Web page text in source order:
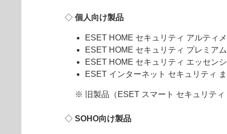
◇ 個人向け製品
ESET HOME セキュリティ アルティメ
ESET HOME セキュリティ プレミアム
ESET HOME セキュリティ エッセン
ESET インターネット セキュリティ
※ 旧製品（ESET スマート セキュリティ
◇ SOHO向け製品